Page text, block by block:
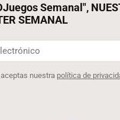
Semanal",
SEMANAL
nuestra política de